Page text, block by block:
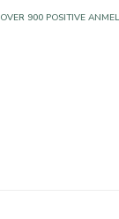
KUN PRODUKTER FRA